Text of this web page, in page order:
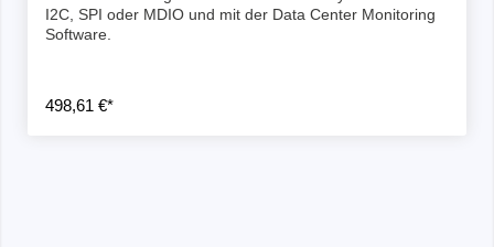
I2C, SPI oder MDIO und mit der Data Center Monitoring
Software.
498,61 €*